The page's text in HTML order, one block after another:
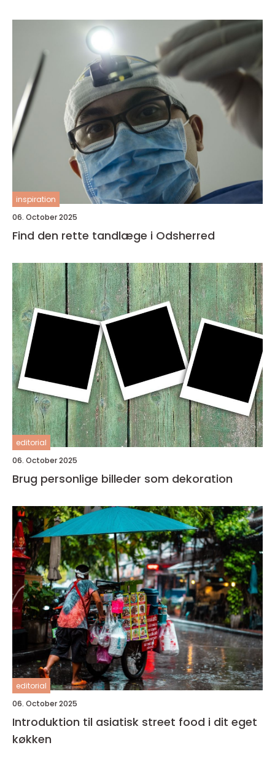
inspiration
06. October 2025
Find den rette tandlæge i Odsherred
editorial
06. October 2025
Brug personlige billeder som dekoration
editorial
06. October 2025
Introduktion til asiatisk street food i dit eget
køkken